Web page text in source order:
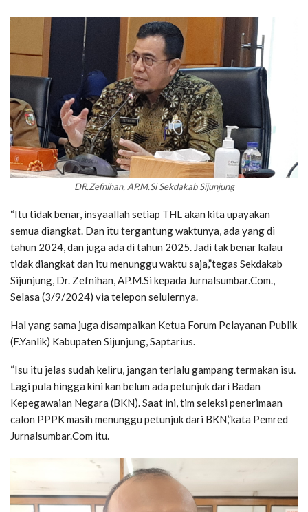
DR.Zefnihan, AP.M.Si Sekdakab Sijunjung
“Itu tidak benar, insyaallah setiap THL akan kita upayakan
semua diangkat. Dan itu tergantung waktunya, ada yang di
tahun 2024, dan juga ada di tahun 2025. Jadi tak benar kalau
tidak diangkat dan itu menunggu waktu saja,”tegas Sekdakab
Sijunjung, Dr. Zefnihan, AP.M.Si kepada Jurnalsumbar.Com.,
Selasa (3/9/2024) via telepon selulernya.
Hal yang sama juga disampaikan Ketua Forum Pelayanan Publik
(F.Yanlik) Kabupaten Sijunjung, Saptarius.
“Isu itu jelas sudah keliru, jangan terlalu gampang termakan isu.
Lagi pula hingga kini kan belum ada petunjuk dari Badan
Kepegawaian Negara (BKN). Saat ini, tim seleksi penerimaan
calon PPPK masih menunggu petunjuk dari BKN,”kata Pemred
Jurnalsumbar.Com itu.